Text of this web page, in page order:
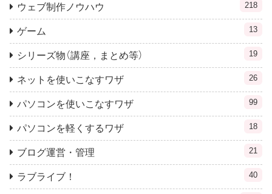
ウェブ制作ノウハウ 218
ゲーム 13
シリーズ物（講座，まとめ等） 19
ネットを使いこなすワザ 26
パソコンを使いこなすワザ 99
パソコンを軽くするワザ 18
ブログ運営・管理 21
ラブライブ！ 40